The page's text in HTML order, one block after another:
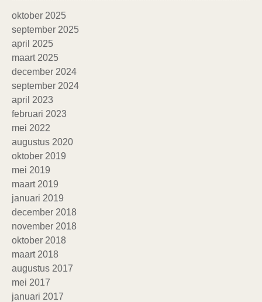
oktober 2025
september 2025
april 2025
maart 2025
december 2024
september 2024
april 2023
februari 2023
mei 2022
augustus 2020
oktober 2019
mei 2019
maart 2019
januari 2019
december 2018
november 2018
oktober 2018
maart 2018
augustus 2017
mei 2017
januari 2017